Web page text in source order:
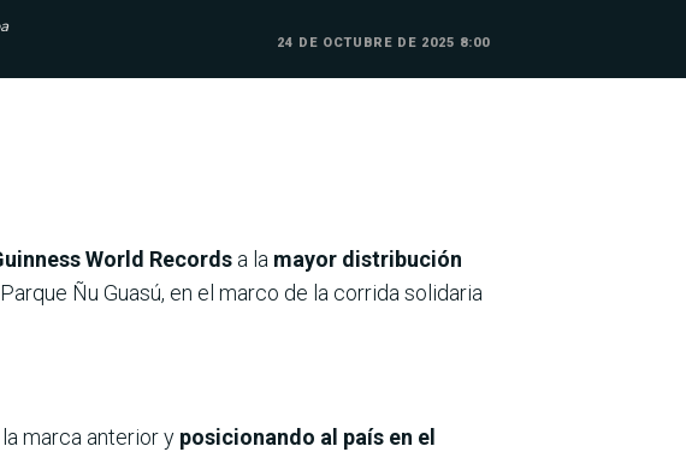
24 DE OCTUBRE DE 2025 8:00
World Records a la mayor distribución
Ñu Guasú, en el marco de la corrida solidaria
marca anterior y posicionando al país en el